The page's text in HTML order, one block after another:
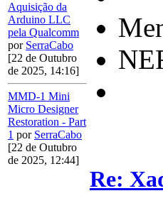
Aquisição da
Arduino LLC
pela Qualcomm
por SerraCabo
[22 de Outubro
de 2025, 14:16]
MMD-1 Mini
Micro Designer
Restoration - Part
1 por SerraCabo
[22 de Outubro
de 2025, 12:44]
Re: